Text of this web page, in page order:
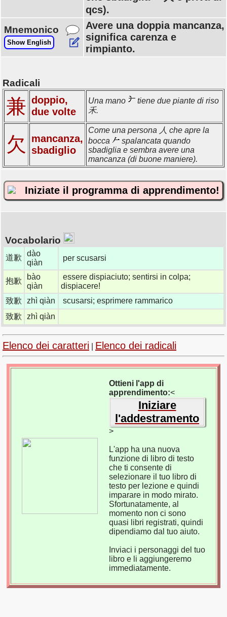
qcs).
Mnemonico
Show English
Avere una doppia mancanza,
significa carenza e
rimpianto.
Radicali
兼 doppio,
due volte
Una mano
tiene due piante di riso
禾.
欠
mancanza,
sbadiglio
Come una persona 人 che apre la
bocca
spalancata quando
sbadiglia e sembra avere una
mancanza (di buone maniere).
Iniziate il programma di apprendimento!
Vocabolario
道歉
dào
qiàn
per scusarsi
抱歉
bào
qiàn
essere dispiaciuto; sentirsi in colpa;
dispiacere!
致歉
zhì qiàn
scusarsi; esprimere rammarico
致歉
zhì qiàn
Elenco dei caratteri Elenco dei radicali
Ottieni l'app di
apprendimento:<
Iniziare
l'addestramento
>
L'app ha una nuova
funzione di libro di testo
che ti consente di
selezionare il tuo libro di
testo per lezione e quindi
imparare in modo mirato.
Sfortunatamente, al
momento non ci sono
quasi libri registrati, quindi
dipendiamo dal tuo aiuto.
Inviaci i personaggi del tuo
libro e li aggiungeremo
immediatamente.